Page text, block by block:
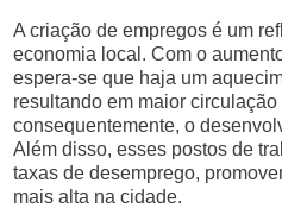
A criação de empregos é um
economia local. Com o
espera-se que haja um
resultando em maior circulação
consequentemente, o
Além disso, esses postos de
taxas de desemprego,
mais alta na cidade.